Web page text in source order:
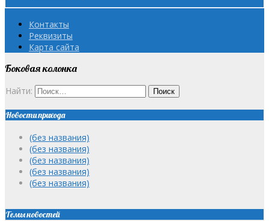
Контакты
Реквизиты
Карта сайта
Боковая колонка
Найти:
Новости прихода
(без названия)
(без названия)
(без названия)
(без названия)
(без названия)
Темы новостей